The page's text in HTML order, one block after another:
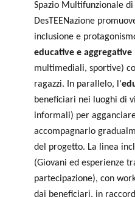
Spazio Multifunzionale
DesTEENazione
inclusione e
educative e aggregative
multimediali, sportive)
ragazzi. In parallelo, l’
beneficiari nei luoghi di
informali) per
accompagnarlo
del progetto. La linea
(Giovani ed esperienze
partecipazione), con
dai beneficiari, in